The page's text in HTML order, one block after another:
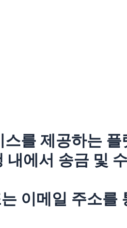
를 제공하는
내에서 송금 및
이메일 주소를